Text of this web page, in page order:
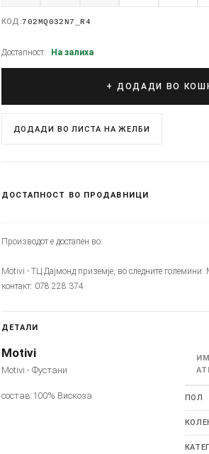
КОД:702MQ032N7_R4
Достапност: На залиха
+ ДОДАДИ ВО
ДОДАДИ ВО ЛИСТА НА ЖЕЛБИ
ДОСТАПНОСТ ВО ПРОДАВНИЦИ
Производот е достапен во:
Motivi - ТЦ Дајмонд приземје, во следните
контакт: 078 228 374
ДЕТАЛИ
Motivi
Motivi - Фустани
состав:100% Вискоза ПОЛ